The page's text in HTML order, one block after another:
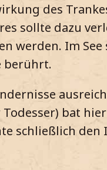
des
sollte dazu
werden. Im
berührt.
bat
schließlich